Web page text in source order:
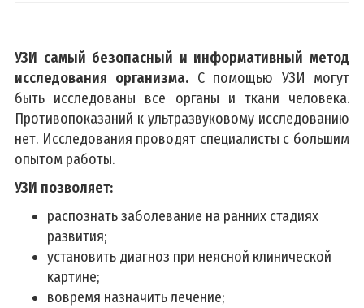
УЗИ самый безопасный и информативный метод
исследования организма. С помощью УЗИ могут
быть исследованы все органы и ткани человека.
Противопоказаний к ультразвуковому исследованию
нет. Исследования проводят специалисты с большим
опытом работы.
УЗИ позволяет:
распознать заболевание на ранних стадиях
развития;
установить диагноз при неясной клинической
картине;
вовремя назначить лечение;